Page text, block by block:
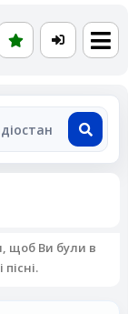
щоб Ви були в